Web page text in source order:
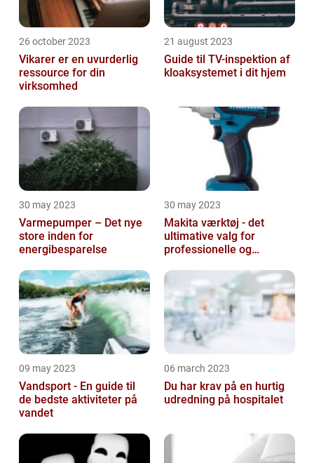
26 october 2023
Vikarer er en uvurderlig
ressource for din
virksomhed
21 august 2023
Guide til TV-inspektion af
kloaksystemet i dit hjem
30 may 2023
Varmepumper – Det nye
store inden for
energibesparelse
30 may 2023
Makita værktøj - det
ultimative valg for
professionelle og
selv'ere
09 may 2023
Vandsport - En guide til
de bedste aktiviteter på
vandet
06 march 2023
Du har krav på en hurtig
udredning på hospitalet